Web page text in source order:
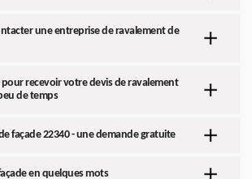
une entreprise de ravalement de
pour recevoir votre devis de ravalement
de temps
façade 22340 - une demande gratuite
en quelques mots